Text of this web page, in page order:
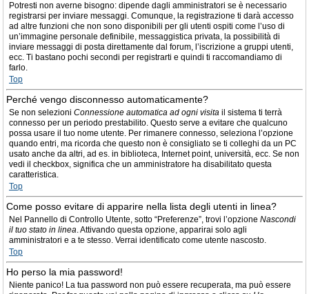
Potresti non averne bisogno: dipende dagli amministratori se è necessario
registrarsi per inviare messaggi. Comunque, la registrazione ti darà accesso
ad altre funzioni che non sono disponibili per gli utenti ospiti come l’uso di
un’immagine personale definibile, messaggistica privata, la possibilità di
inviare messaggi di posta direttamente dal forum, l’iscrizione a gruppi utenti,
ecc. Ti bastano pochi secondi per registrarti e quindi ti raccomandiamo di
farlo.
Top
Perché vengo disconnesso automaticamente?
Se non selezioni Connessione automatica ad ogni visita il sistema ti terrà
connesso per un periodo prestabilito. Questo serve a evitare che qualcuno
possa usare il tuo nome utente. Per rimanere connesso, seleziona l’opzione
quando entri, ma ricorda che questo non è consigliato se ti colleghi da un PC
usato anche da altri, ad es. in biblioteca, Internet point, università, ecc. Se non
vedi il checkbox, significa che un amministratore ha disabilitato questa
caratteristica.
Top
Come posso evitare di apparire nella lista degli utenti in linea?
Nel Pannello di Controllo Utente, sotto “Preferenze”, trovi l’opzione Nascondi
il tuo stato in linea. Attivando questa opzione, apparirai solo agli
amministratori e a te stesso. Verrai identificato come utente nascosto.
Top
Ho perso la mia password!
Niente panico! La tua password non può essere recuperata, ma può essere